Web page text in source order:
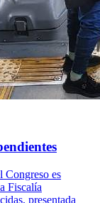
Congreso es
Fiscalía
presentada